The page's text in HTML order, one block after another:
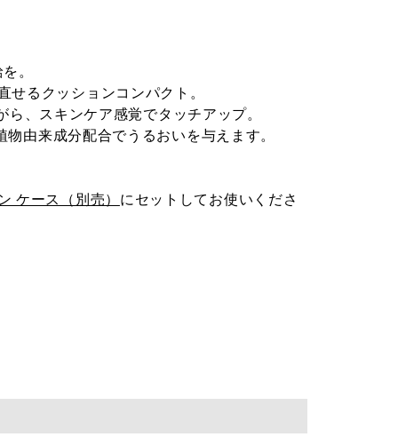
。
せるクッションコンパクト。
、スキンケア感覚でタッチアップ。
由来成分配合でうるおいを与えます。
ケース（別売） にセットしてお使いくださ